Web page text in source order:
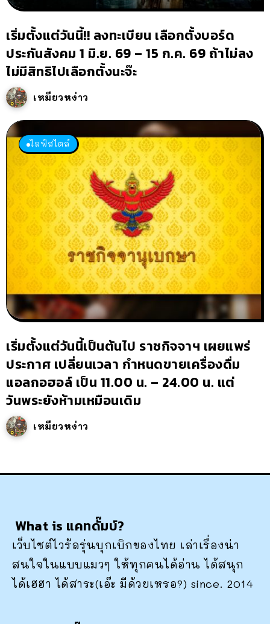
เริ่มตั้งแต่วันนี้!! ลงทะเบียน เลือกตั้งบอร์ด
ประกันสังคม 1 มิ.ย. 69 – 15 ก.ค. 69 ถ้าไม่ลง
ไม่มีสิทธิไปเลือกตั้งนะจ๊ะ
เหมียวหง่าว
ไลฟ์สไตล์
เริ่มตั้งแต่วันนี้เป็นต้นไป ราชกิจจาฯ เผยแพร่
ประกาศ เปลี่ยนเวลา กำหนดขายเครื่องดื่ม
แอลกอฮอล์ เป็น 11.00 น. – 24.00 น. แต่
วันพระยังห้ามเหมือนเดิม
เหมียวหง่าว
What is แคทดั๊มบ์?
เว็บไซต์ไวรัลรุ่นบุกเบิกของไทย เล่าเรื่องน่า
สนใจในแบบแมวๆ ให้ทุกคนได้อ่าน ได้สนุก
ได้เฮฮา ได้สาระ(เอ๊ะ มีด้วยเหรอ?) since. 2014